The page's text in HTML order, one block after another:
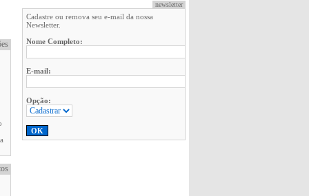
newsletter
Cadastre ou remova seu e-mail da nossa
Newsletter.
Nome Completo:
E-mail:
Opção: